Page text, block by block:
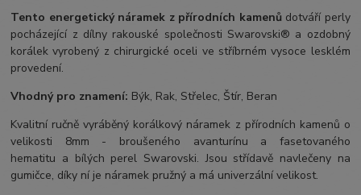
Tento energetický náramek z přírodních kamenů dotváří perly
pocházející z dílny rakouské společnosti Swarovski® a ozdobný
korálek vyrobený z chirurgické oceli ve stříbrném vysoce lesklém
provedení.
Vhodný pro znamení: Býk, Rak, Střelec, Štír, Beran
Kvalitní ručně vyráběný korálkový náramek z přírodních kamenů o
velikosti 8mm - broušeného avanturínu a fasetovaného
hematitu a bílých perel Swarovski. Jsou střídavě navlečeny na
gumičce, díky ní je náramek pružný a má univerzální velikost.